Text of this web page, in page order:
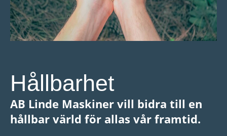
Hållbarhet
AB Linde Maskiner vill bidra till en
hållbar värld för allas vår framtid.